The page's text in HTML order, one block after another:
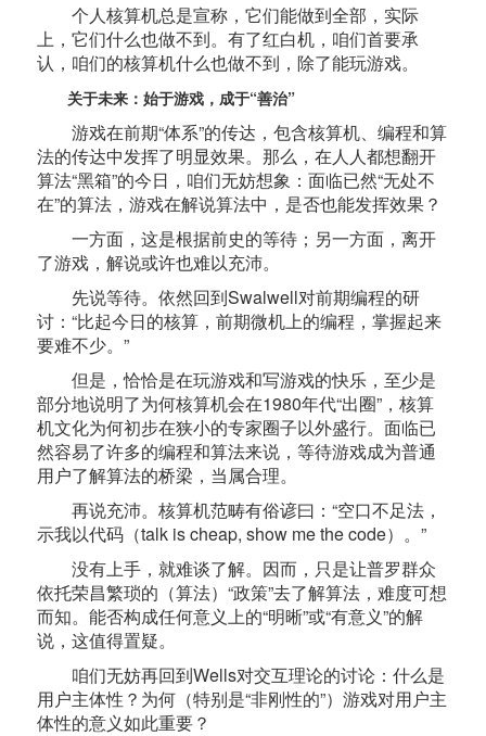
个人核算机总是宣称，它们能做到全部，实际
上，它们什么也做不到。有了红白机，咱们首要承
认，咱们的核算机什么也做不到，除了能玩游戏。
关于未来：始于游戏，成于“善治”
游戏在前期“体系”的传达，包含核算机、编程和算
法的传达中发挥了明显效果。那么，在人人都想翻开
算法“黑箱”的今日，咱们无妨想象：面临已然“无处不
在”的算法，游戏在解说算法中，是否也能发挥效果？
一方面，这是根据前史的等待；另一方面，离开
了游戏，解说或许也难以充沛。
先说等待。依然回到Swalwell对前期编程的研
讨：“比起今日的核算，前期微机上的编程，掌握起来
要难不少。”
但是，恰恰是在玩游戏和写游戏的快乐，至少是
部分地说明了为何核算机会在1980年代“出圈”，核算
机文化为何初步在狭小的专家圈子以外盛行。面临已
然容易了许多的编程和算法来说，等待游戏成为普通
用户了解算法的桥梁，当属合理。
再说充沛。核算机范畴有俗谚曰：“空口不足法，
示我以代码（talk is cheap, show me the code）。”
没有上手，就难谈了解。因而，只是让普罗群众
依托荣昌繁琐的（算法）“政策”去了解算法，难度可想
而知。能否构成任何意义上的“明晰”或“有意义”的解
说，这值得置疑。
咱们无妨再回到Wells对交互理论的讨论：什么是
用户主体性？为何（特别是“非刚性的”）游戏对用户主
体性的意义如此重要？